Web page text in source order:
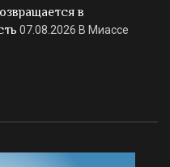
в
07.08.2026 В Миассе